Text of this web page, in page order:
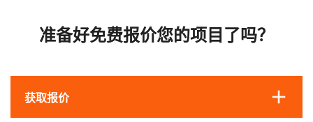
准备好免费报价您的项目了吗？
获取报价